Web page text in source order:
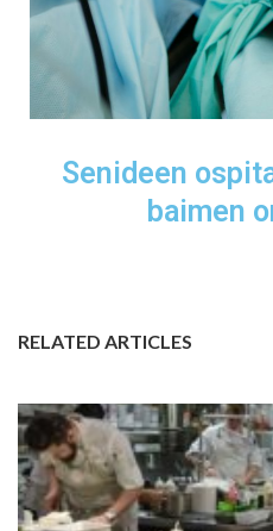
Senideen
baimen
RELATED ARTICLES